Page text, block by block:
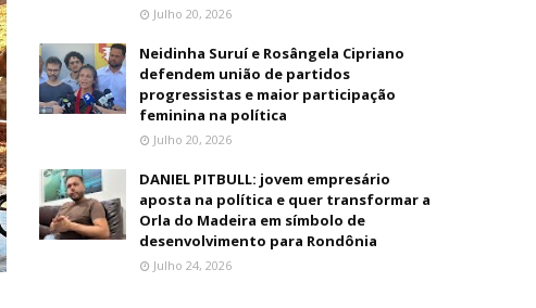
Julho 20, 2026
Neidinha Suruí e Rosângela Cipriano
defendem união de partidos
progressistas e maior participação
feminina na política
Julho 20, 2026
DANIEL PITBULL: jovem empresário
aposta na política e quer transformar a
Orla do Madeira em símbolo de
desenvolvimento para Rondônia
Julho 24, 2026